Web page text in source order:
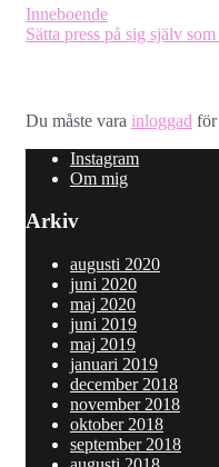
Inneboende
Sätta press på sig själv
Du måste vara inloggad för
Instagram
Om mig
Arkiv
augusti 2020
juni 2020
maj 2020
juni 2019
maj 2019
januari 2019
december 2018
november 2018
oktober 2018
september 2018